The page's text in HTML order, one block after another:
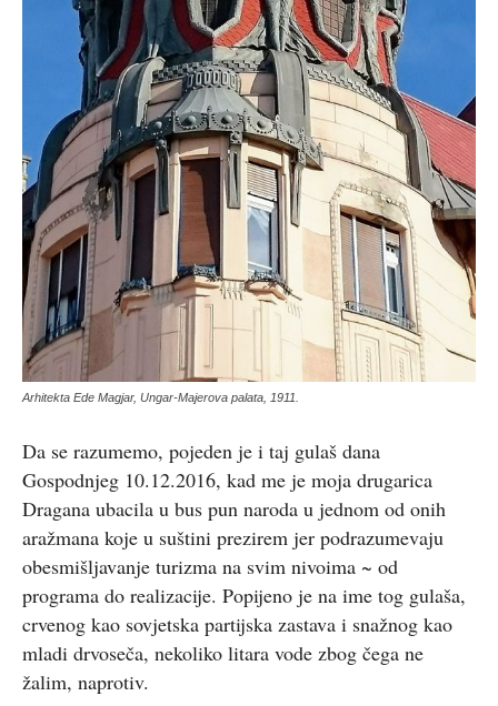
Arhitekta Ede Magjar, Ungar-Majerova palata, 1911.
Da se razumemo, pojeden je i taj gulaš dana
Gospodnjeg 10.12.2016, kad me je moja drugarica
Dragana ubacila u bus pun naroda u jednom od onih
aražmana koje u suštini prezirem jer podrazumevaju
obesmišljavanje turizma na svim nivoima ~ od
programa do realizacije. Popijeno je na ime tog gulaša,
crvenog kao sovjetska partijska zastava i snažnog kao
mladi drvoseča, nekoliko litara vode zbog čega ne
žalim, naprotiv.